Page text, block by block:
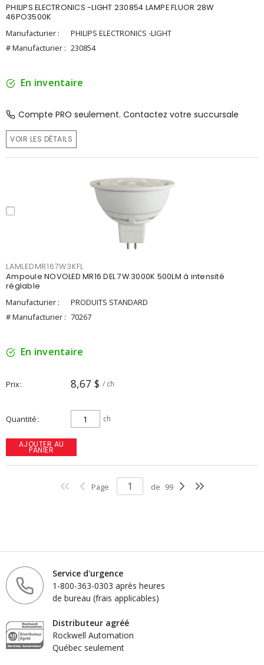
PHILIPS ELECTRONICS -LIGHT 230854 LAMPE FLUOR 28W
46PO3500K
Manufacturier :
PHILIPS ELECTRONICS -LIGHT
# Manufacturier : 230854
En inventaire
Compte PRO seulement. Contactez votre succursale
VOIR LES DÉTAILS
LAMLEDMR167W3KFL
Ampoule NOVOLED MR16 DEL 7W 3000K 500LM à intensité
réglable
Manufacturier :
PRODUITS STANDARD
# Manufacturier : 70267
En inventaire
Prix 8,67 $ / ch
Quantité ch
AJOUTER AU
PANIER
Page de 99
Service d'urgence
1-800-363-0303 après heures
de bureau (frais applicables)
Distributeur agréé
Rockwell Automation
Québec seulement